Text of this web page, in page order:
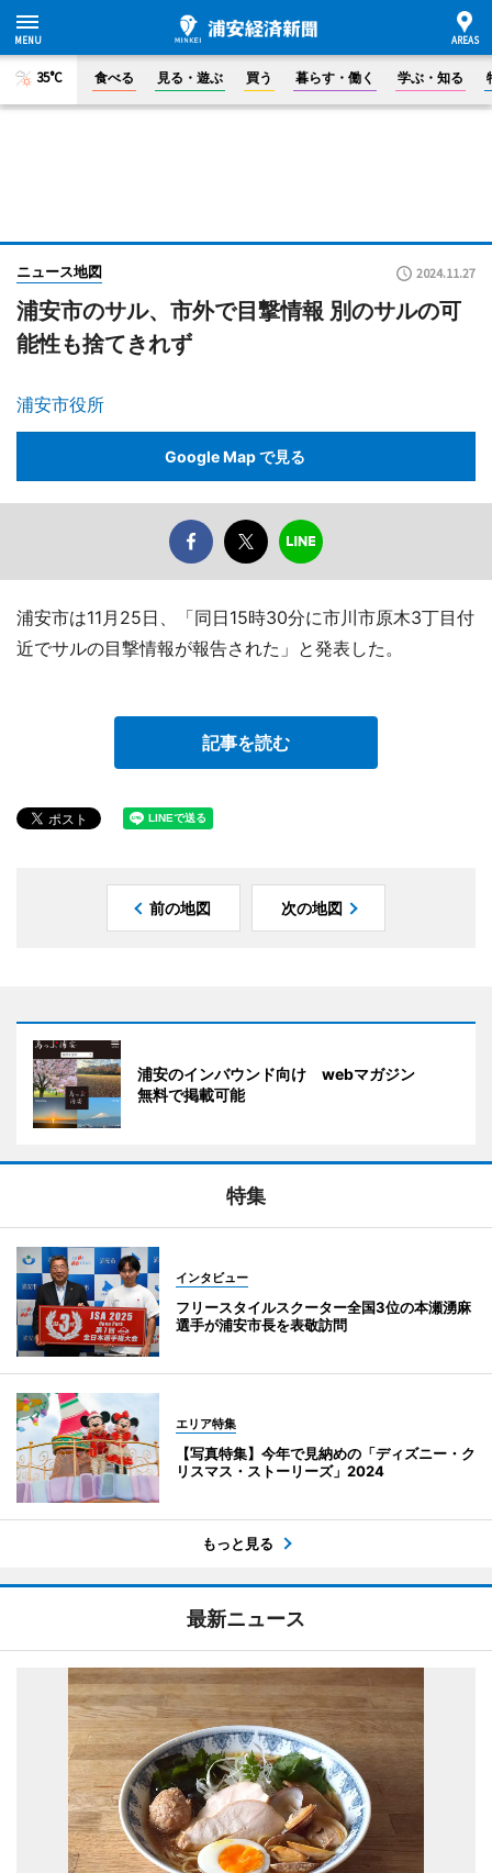
35°C 食べる 見る・遊ぶ 買う 暮らす・働く 学ぶ・知る
ニュース地図 2024.11.27
浦安市のサル、市外で目撃情報 別のサルの可
能性も捨てきれず
浦安市役所
Google Map で見る
浦安市は11月25日、「同日15時30分に市川市原木3丁目付
近でサルの目撃情報が報告された」と発表した。
記事を読む
前の地図 次の地図
浦安のインバウンド向け webマガジン
無料で掲載可能
特集
インタビュー
フリースタイルスクーター全国3位の本瀬湧麻
選手が浦安市長を表敬訪問
エリア特集
【写真特集】今年で見納めの「ディズニー・ク
リスマス・ストーリーズ」2024
もっと見る
最新ニュース